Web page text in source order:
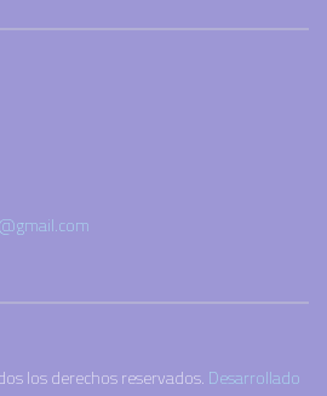
los derechos reservados. Desarrollado